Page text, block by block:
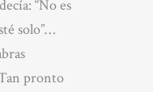
“No es
solo”…
pronto